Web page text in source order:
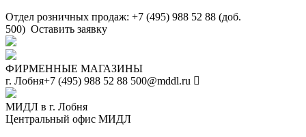
Отдел розничных продаж: +7 (495) 988 52 88 (доб.
500) Оставить заявку
ФИРМЕННЫЕ МАГАЗИНЫ
г. Лобня+7 (495) 988 52 88 500@mddl.ru
МИДЛ в г. Лобня
Центральный офис МИДЛ